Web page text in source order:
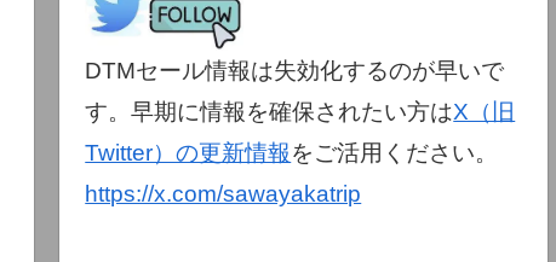
DTMセール情報は失効化するのが早いで
す。早期に情報を確保されたい方はX（旧
Twitter）の更新情報をご活用ください。
https://x.com/sawayakatrip